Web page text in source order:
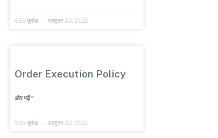
6:59 पूर्वाह्न अक्टूबर 30, 2025
Order Execution Policy
और पढ़ें "
9:39 पूर्वाह्न अक्टूबर 30, 2025